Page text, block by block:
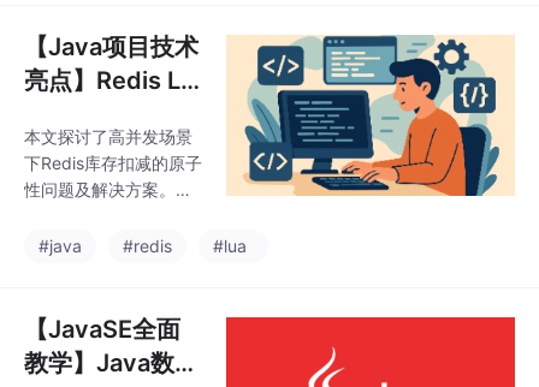
线，并通过Raft协议选
举领导者哨
通过NX/PX参数实现基
本的加锁/解锁，但存在
锁超时、主从切换丢锁
了更完善的功能，包括
自动续期（看门狗机
制）、可重入锁等特
的选择。文章详细对比
例，帮
【Java项目技术
亮点】Redis Lu
作：高并发场景
下的终极武器
本文探讨了高并发场景
下Redis库存扣减的原子
性问题及解决方案。通
揭示了传统先查后减方
解决方案是使用Redis L
ua脚本，其优势在于原
子性执行（不可中
#java #redis #lua
【JavaSE全面
教学】Java数组